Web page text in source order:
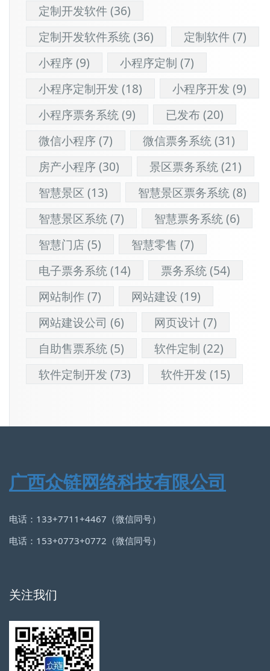
定制开发软件(36)
定制开发软件系统(36) 定制软件(7)
小程序(9) 小程序定制 (7)
小程序定制开发 (18) 小程序开发 (9)
小程序票务系统(9) 已发布(20)
微信小程序(7) 微信票务系统(31)
房产小程序(30) 景区票务系统(21)
智慧景区 (13) 智慧景区票务系统(8)
智慧景区系统(7) 智慧票务系统(6)
智慧门店(5) 智慧零售 (7)
电子票务系统(14) 票务系统(54)
网站制作(7) 网站建设 (19)
网站建设公司 (6) 网页设计(7)
自助售票系统(5) 软件定制 (22)
软件定制开发 (73) 软件开发 (15)
广西众链网络科技有限公司
电话：133+7711+4467（微信同号）
电话：153+0773+0772（微信同号）
关注我们